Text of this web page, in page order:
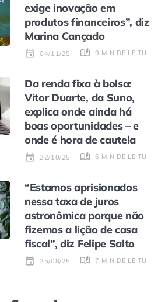
exige inovação em
produtos financeiros”, diz
Marina Cançado
04/11/25 9 MIN DE LEITURA
Da renda fixa à bolsa:
Vitor Duarte, da Suno,
explica onde ainda há
boas oportunidades – e
onde é hora de cautela
22/10/25 6 MIN DE LEITURA
“Estamos aprisionados
nessa taxa de juros
astronômica porque não
fizemos a lição de casa
fiscal”, diz Felipe Salto
25/08/25 7 MIN DE LEITURA